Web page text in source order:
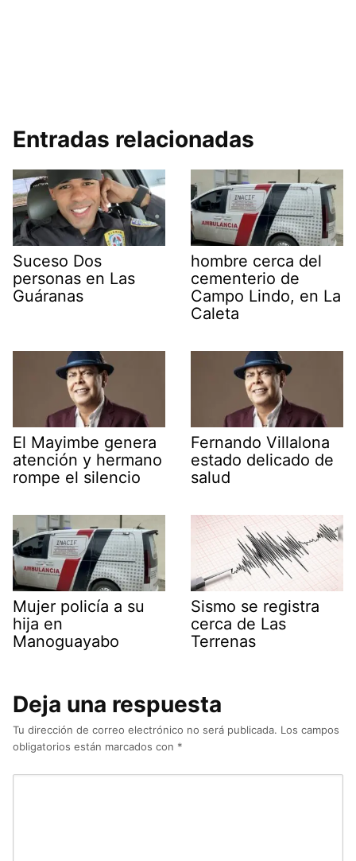
Entradas relacionadas
Suceso Dos
personas en Las
Guáranas
hombre cerca del
cementerio de
Campo Lindo, en La
Caleta
El Mayimbe genera
atención y hermano
rompe el silencio
Fernando Villalona
estado delicado de
salud
Mujer policía a su
hija en
Manoguayabo
Sismo se registra
cerca de Las
Terrenas
Deja una respuesta
Tu dirección de correo electrónico no será publicada. Los campos
obligatorios están marcados con *